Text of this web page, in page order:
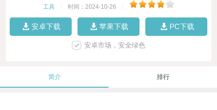
工具 时间：2024-10-26
安卓下载 苹果下载 PC下载
安卓市场，安全绿色
简介 排行